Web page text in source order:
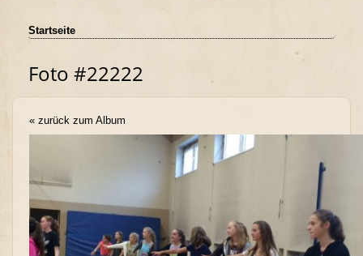
Startseite
Foto #22222
« zurück zum Album